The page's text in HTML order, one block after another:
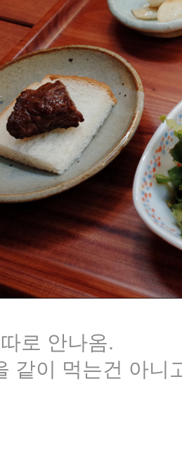
로 안나옴.
같이 먹는건 아니